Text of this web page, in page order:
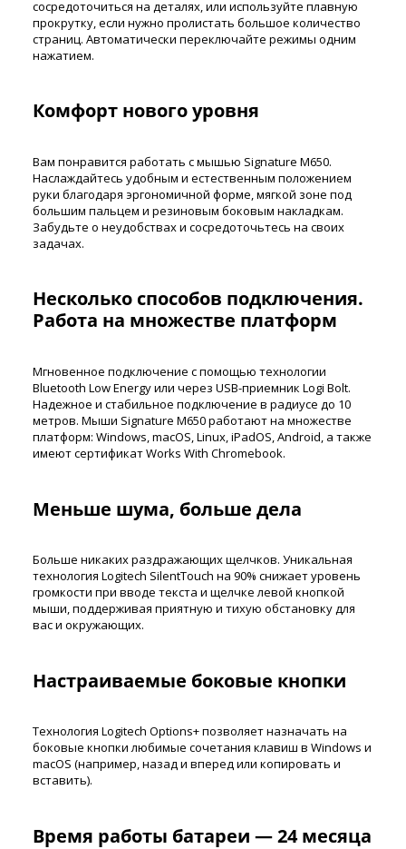
сосредоточиться на деталях, или используйте плавную
прокрутку, если нужно пролистать большое количество
страниц. Автоматически переключайте режимы одним
нажатием.
Комфорт нового уровня
Вам понравится работать с мышью Signature M650.
Наслаждайтесь удобным и естественным положением
руки благодаря эргономичной форме, мягкой зоне под
большим пальцем и резиновым боковым накладкам.
Забудьте о неудобствах и сосредоточьтесь на своих
задачах.
Несколько способов подключения.
Работа на множестве платформ
Мгновенное подключение с помощью технологии
Bluetooth Low Energy или через USB-приемник Logi Bolt.
Надежное и стабильное подключение в радиусе до 10
метров. Мыши Signature M650 работают на множестве
платформ: Windows, macOS, Linux, iPadOS, Android, а также
имеют сертификат Works With Chromebook.
Меньше шума, больше дела
Больше никаких раздражающих щелчков. Уникальная
технология Logitech SilentTouch на 90% снижает уровень
громкости при вводе текста и щелчке левой кнопкой
мыши, поддерживая приятную и тихую обстановку для
вас и окружающих.
Настраиваемые боковые кнопки
Технология Logitech Options+ позволяет назначать на
боковые кнопки любимые сочетания клавиш в Windows и
macOS (например, назад и вперед или копировать и
вставить).
Время работы батареи — 24 месяца